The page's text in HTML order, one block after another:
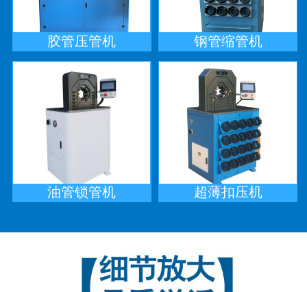
胶管压管机 钢管缩管机
油管锁管机 超薄扣压机